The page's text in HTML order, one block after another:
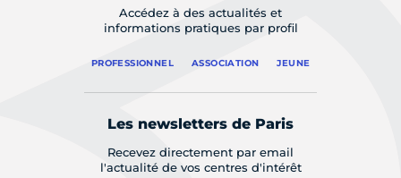
Accédez à des actualités et
informations pratiques par profil
PROFESSIONNEL ASSOCIATION JEUNE
Les newsletters de Paris
Recevez directement par email
l'actualité de vos centres d'intérêt